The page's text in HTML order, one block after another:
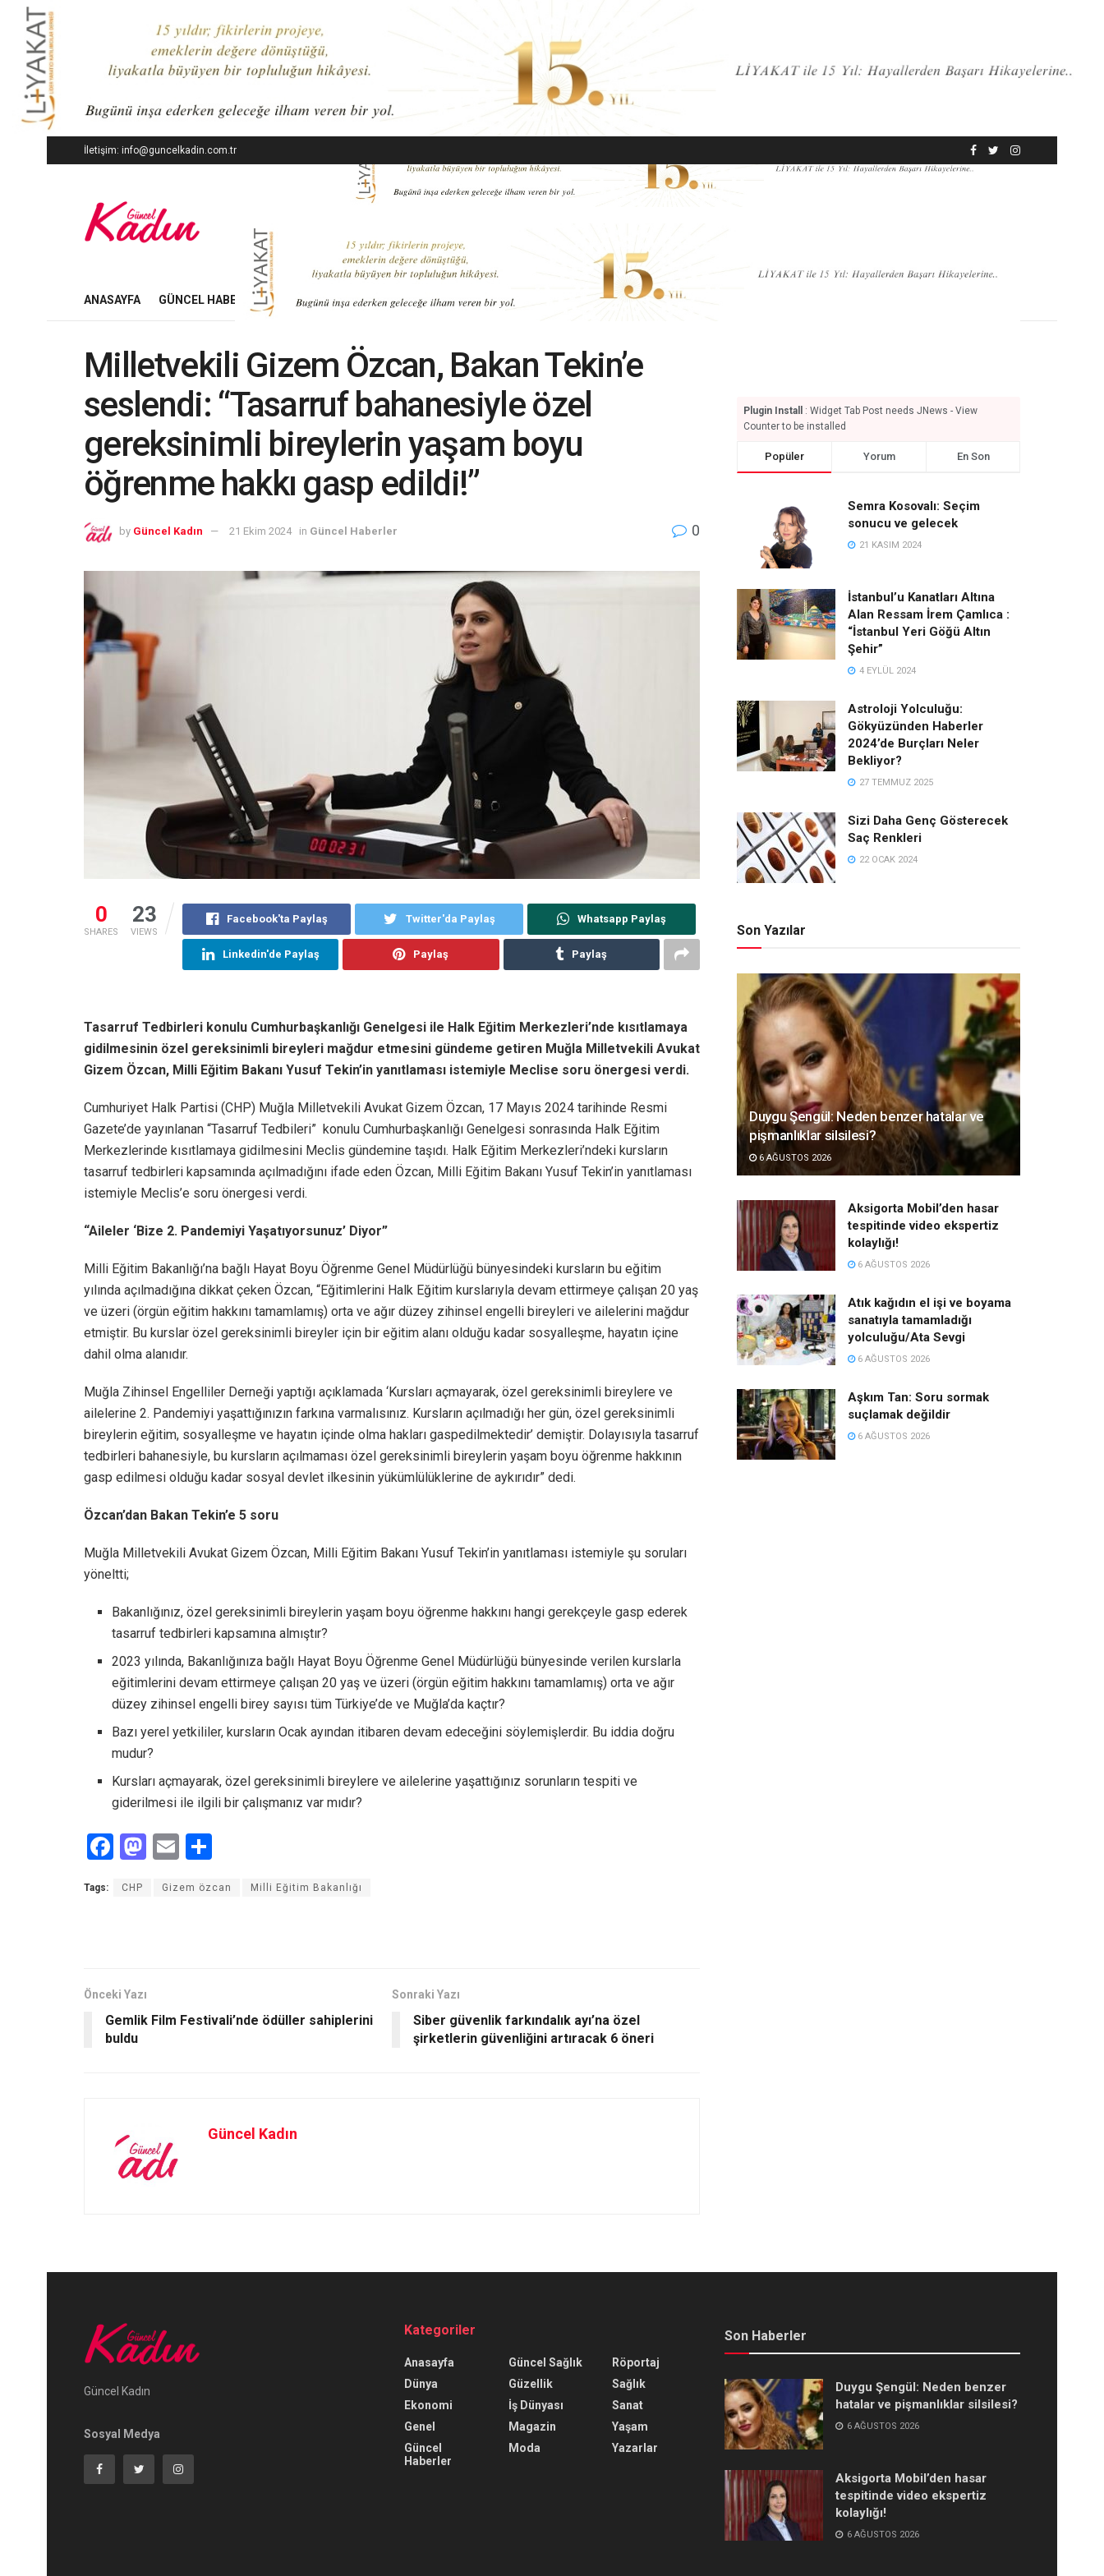
İletişim: info@guncelkadin.com.tr
ANASAYFA GÜNCEL HABERLER İŞ DÜNYASI EKONOMI MODA GÜZELLIK YAŞAM SANAT
Milletvekili Gizem Özcan, Bakan Tekin’e
seslendi: “Tasarruf bahanesiyle özel
gereksinimli bireylerin yaşam boyu
öğrenme hakkı gasp edildi!”
by Güncel Kadın 21 Ekim 2024 in Güncel Haberler 0
0
SHARES
23
VIEWS
Facebook'ta Paylaş Twitter'da Paylaş Whatsapp Paylaş
Linkedin'de Paylaş Paylaş Paylaş
Tasarruf Tedbirleri konulu Cumhurbaşkanlığı Genelgesi ile Halk Eğitim Merkezleri’nde kısıtlamaya
gidilmesinin özel gereksinimli bireyleri mağdur etmesini gündeme getiren Muğla Milletvekili Avukat
Gizem Özcan, Milli Eğitim Bakanı Yusuf Tekin’in yanıtlaması istemiyle Meclise soru önergesi verdi.
Cumhuriyet Halk Partisi (CHP) Muğla Milletvekili Avukat Gizem Özcan, 17 Mayıs 2024 tarihinde Resmi
Gazete’de yayınlanan “Tasarruf Tedbileri” konulu Cumhurbaşkanlığı Genelgesi sonrasında Halk Eğitim
Merkezlerinde kısıtlamaya gidilmesini Meclis gündemine taşıdı. Halk Eğitim Merkezleri’ndeki kursların
tasarruf tedbirleri kapsamında açılmadığını ifade eden Özcan, Milli Eğitim Bakanı Yusuf Tekin’in yanıtlaması
istemiyle Meclis’e soru önergesi verdi.
“Aileler ‘Bize 2. Pandemiyi Yaşatıyorsunuz’ Diyor”
Milli Eğitim Bakanlığı’na bağlı Hayat Boyu Öğrenme Genel Müdürlüğü bünyesindeki kursların bu eğitim
yılında açılmadığına dikkat çeken Özcan, “Eğitimlerini Halk Eğitim kurslarıyla devam ettirmeye çalışan 20 yaş
ve üzeri (örgün eğitim hakkını tamamlamış) orta ve ağır düzey zihinsel engelli bireyleri ve ailelerini mağdur
etmiştir. Bu kurslar özel gereksinimli bireyler için bir eğitim alanı olduğu kadar sosyalleşme, hayatın içine
dahil olma alanıdır.
Muğla Zihinsel Engelliler Derneği yaptığı açıklamada ‘Kursları açmayarak, özel gereksinimli bireylere ve
ailelerine 2. Pandemiyi yaşattığınızın farkına varmalısınız. Kursların açılmadığı her gün, özel gereksinimli
bireylerin eğitim, sosyalleşme ve hayatın içinde olma hakları gaspedilmektedir’ demiştir. Dolayısıyla tasarruf
tedbirleri bahanesiyle, bu kursların açılmaması özel gereksinimli bireylerin yaşam boyu öğrenme hakkının
gasp edilmesi olduğu kadar sosyal devlet ilkesinin yükümlülüklerine de aykırıdır” dedi.
Özcan’dan Bakan Tekin’e 5 soru
Muğla Milletvekili Avukat Gizem Özcan, Milli Eğitim Bakanı Yusuf Tekin’in yanıtlaması istemiyle şu soruları
yöneltti;
Bakanlığınız, özel gereksinimli bireylerin yaşam boyu öğrenme hakkını hangi gerekçeyle gasp ederek
tasarruf tedbirleri kapsamına almıştır?
2023 yılında, Bakanlığınıza bağlı Hayat Boyu Öğrenme Genel Müdürlüğü bünyesinde verilen kurslarla
eğitimlerini devam ettirmeye çalışan 20 yaş ve üzeri (örgün eğitim hakkını tamamlamış) orta ve ağır
düzey zihinsel engelli birey sayısı tüm Türkiye’de ve Muğla’da kaçtır?
Bazı yerel yetkililer, kursların Ocak ayından itibaren devam edeceğini söylemişlerdir. Bu iddia doğru
mudur?
Kursları açmayarak, özel gereksinimli bireylere ve ailelerine yaşattığınız sorunların tespiti ve
giderilmesi ile ilgili bir çalışmanız var mıdır?
F
ce
k
M
st
E
ail ar
Tags: CHP Gizem özcan Milli Eğitim Bakanlığı
Önceki Yazı
Gemlik Film Festivali’nde ödüller sahiplerini
buldu
Sonraki Yazı
Siber güvenlik farkındalık ayı’na özel
şirketlerin güvenliğini artıracak 6 öneri
Güncel Kadın
Plugin Install
: Widget Tab Post needs JNews - View
Counter to be installed
Popüler Yorum En Son
Semra Kosovalı: Seçim
sonucu ve gelecek
21 KASIM 2024
İstanbul’u Kanatları Altına
Alan Ressam İrem Çamlıca :
“İstanbul Yeri Göğü Altın
Şehir”
4 EYLÜL 2024
Astroloji Yolculuğu:
Gökyüzünden Haberler
2024’de Burçları Neler
Bekliyor?
27 TEMMUZ 2025
Sizi Daha Genç Gösterecek
Saç Renkleri
22 OCAK 2024
Son Yazılar
Duygu Şengül: Neden benzer hatalar ve
pişmanlıklar silsilesi?
6 AĞUSTOS 2026
Aksigorta Mobil’den hasar
tespitinde video ekspertiz
kolaylığı!
6 AĞUSTOS 2026
Atık kağıdın el işi ve boyama
sanatıyla tamamladığı
yolculuğu/Ata Sevgi
6 AĞUSTOS 2026
Aşkım Tan: Soru sormak
suçlamak değildir
6 AĞUSTOS 2026
Güncel Kadın
Sosyal Medya
Kategoriler
Anasayfa
Dünya
Ekonomi
Genel
Güncel
Haberler
Güncel Sağlık
Güzellik
İş Dünyası
Magazin
Moda
Röportaj
Sağlık
Sanat
Yaşam
Yazarlar
Son Haberler
Duygu Şengül: Neden benzer
hatalar ve pişmanlıklar silsilesi?
6 AĞUSTOS 2026
Aksigorta Mobil’den hasar
tespitinde video ekspertiz
kolaylığı!
6 AĞUSTOS 2026